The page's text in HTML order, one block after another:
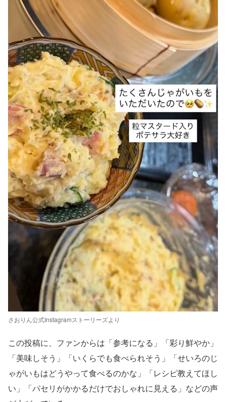
さおりん公式Instagramストーリーズより
この投稿に、ファンからは「参考になる」「彩り鮮やか」
「美味しそう」「いくらでも食べられそう」「せいろのじ
ゃがいもはどうやって食べるのかな」「レシピ教えてほし
い」「パセリがかかるだけでおしゃれに見える」などの声